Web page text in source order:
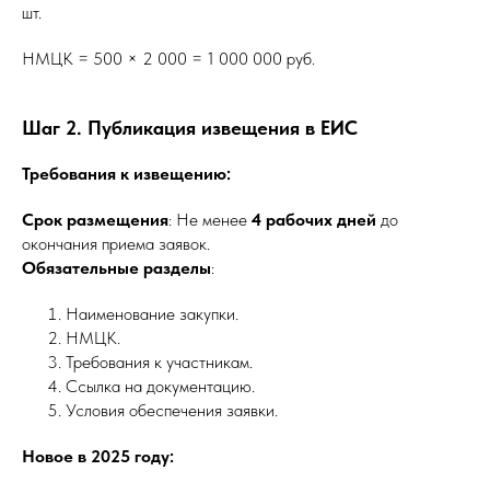
шт.
НМЦК = 500 × 2 000 = 1 000 000 руб.
Шаг 2. Публикация извещения в ЕИС
Требования к извещению:
Срок размещения: Не менее 4 рабочих дней до
окончания приема заявок.
Обязательные разделы:
Наименование закупки.
НМЦК.
Требования к участникам.
Ссылка на документацию.
Условия обеспечения заявки.
Новое в 2025 году: